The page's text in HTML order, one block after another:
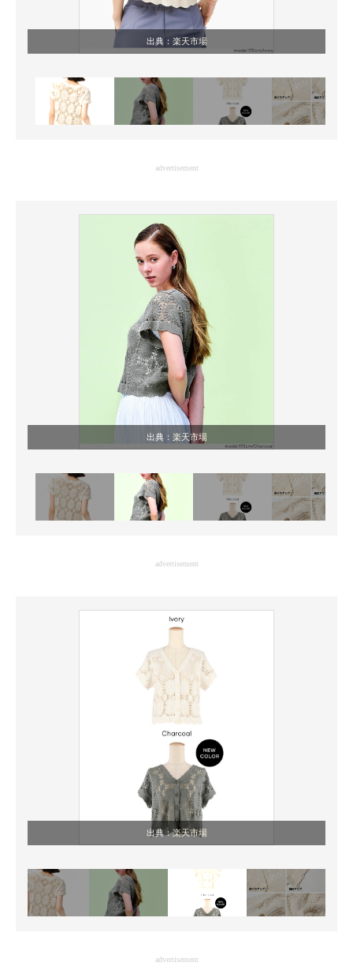
企業ITのトレンドを詳説
経営リーダーのコミュニティ
マーケ×ITの今がよく分かる
ITエンジニア向け専門サイト
製造業のIT導入・活用を支援
モノづくり技術者専門サイト
エレクトロニクス専門サイト
エネルギーの専門メディア
建設×テクノロジーの最前線
ちょっと気になるネットの話題
出典： 楽天市場
advertisement
出典： 楽天市場
advertisement
出典：楽天市場
advertisement